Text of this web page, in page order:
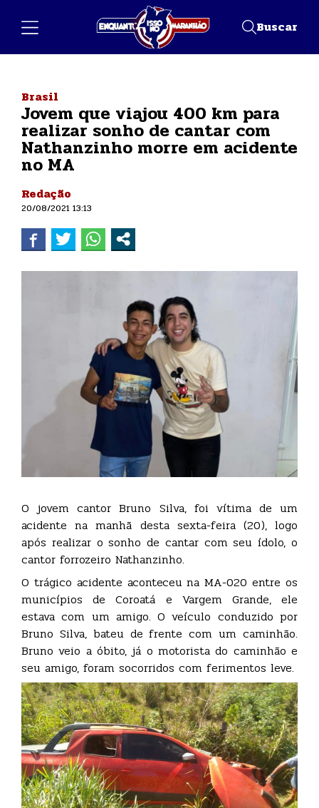
Buscar
Brasil
Jovem que viajou 400 km para
realizar sonho de cantar com
Nathanzinho morre em acidente
no MA
Redação
20/08/2021 13:13
O jovem cantor Bruno Silva, foi vítima de um
acidente na manhã desta sexta-feira (20), logo
após realizar o sonho de cantar com seu ídolo, o
cantor forrozeiro Nathanzinho.
O trágico acidente aconteceu na MA-020 entre os
municípios de Coroatá e Vargem Grande, ele
estava com um amigo. O veículo conduzido por
Bruno Silva, bateu de frente com um caminhão.
Bruno veio a óbito, já o motorista do caminhão e
seu amigo, foram socorridos com ferimentos leve.